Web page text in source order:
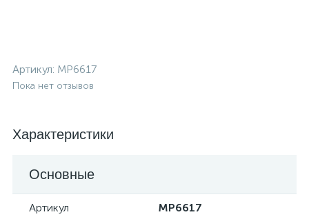
Артикул: MP6617
Пока нет отзывов
Характеристики
Основные
Артикул MP6617